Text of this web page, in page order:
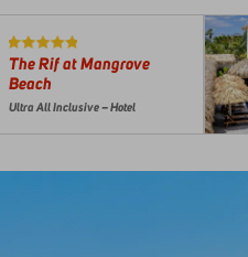
The Rif at Mangrove
Beach
Ultra All Inclusive – Hotel